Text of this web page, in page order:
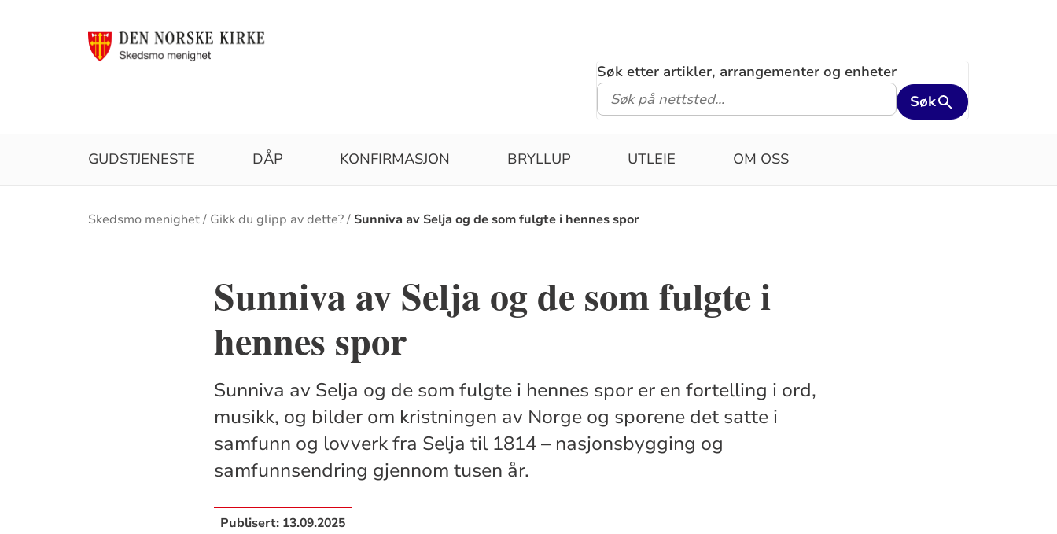
Søk etter artikler, arrangementer og enheter
Søk
GUDSTJENESTE DÅP KONFIRMASJON BRYLLUP UTLEIE OM OSS
Brødsmulesti
Skedsmo menighet Gikk du glipp av dette? Sunniva av Selja og de som fulgte i hennes spor
Sunniva av Selja og de som fulgte i
hennes spor
Sunniva av Selja og de som fulgte i hennes spor er en fortelling i ord,
musikk, og bilder om kristningen av Norge og sporene det satte i
samfunn og lovverk fra Selja til 1814 – nasjonsbygging og
samfunnsendring gjennom tusen år.
Publisert: 13.09.2025